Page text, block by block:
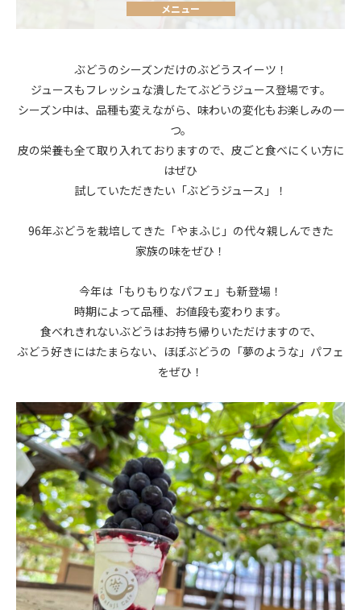
メニュー
ぶどうのシーズンだけのぶどうスイーツ！
ジュースもフレッシュな潰したてぶどうジュース登場です。
シーズン中は、品種も変えながら、味わいの変化もお楽しみの一
つ。
皮の栄養も全て取り入れておりますので、皮ごと食べにくい方に
はぜひ
試していただきたい「ぶどうジュース」！
96年ぶどうを栽培してきた「やまふじ」の代々親しんできた
家族の味をぜひ！
今年は「もりもりなパフェ」も新登場！
時期によって品種、お値段も変わります。
食べれきれないぶどうはお持ち帰りいただけますので、
ぶどう好きにはたまらない、ほぼぶどうの「夢のような」パフェ
をぜひ！